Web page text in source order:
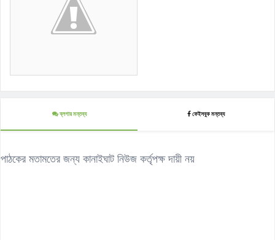
ব্লগার মন্তব্য ফেইসবুক মন্তব্য
পাঠকের মতামতের জন্য কানাইঘাট নিউজ কর্তৃপক্ষ দায়ী নয়